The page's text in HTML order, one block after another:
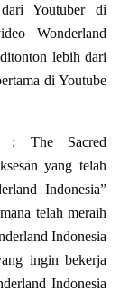
Youtuber di
Wonderland
lebih dari
di Youtube
: The Sacred
yang telah
Indonesia”
telah meraih
Indonesia
ingin bekerja
Indonesia